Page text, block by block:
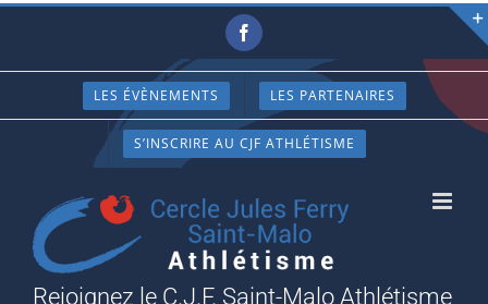
Passer
contenu
Facebook
LES ÉVÈNEMENTS LES PARTENAIRES
S’INSCRIRE AU CJF ATHLÉTISME
Rejoignez le C.J.F. Saint-Malo Athlétisme